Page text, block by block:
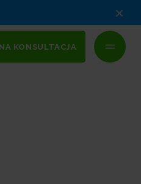
×
KONSULTACJA